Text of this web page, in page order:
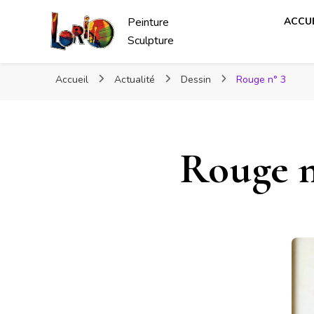
Peinture
Sculpture
Accueil Actualité Dessin Rouge n° 3
Rouge